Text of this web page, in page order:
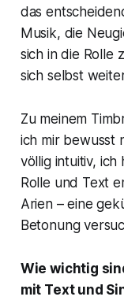
das
Musik, die
sich in die Rolle
sich selbst
Zu meinem
ich mir bewusst
völlig intuitiv, ich
Rolle und Text
Arien – eine
Betonung
Wie wichtig
mit Text und